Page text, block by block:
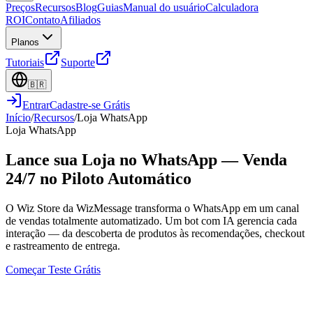
PreçosRecursosBlogGuiasManual do usuárioCalculadora
ROIContatoAfiliados
Planos
Tutoriais Suporte
🇧🇷
EntrarCadastre-se Grátis
Início/Recursos/Loja WhatsApp
Loja WhatsApp
Lance sua Loja no WhatsApp — Venda
24/7 no Piloto Automático
O Wiz Store da WizMessage transforma o WhatsApp em um canal
de vendas totalmente automatizado. Um bot com IA gerencia cada
interação — da descoberta de produtos às recomendações, checkout
e rastreamento de entrega.
Começar Teste Grátis